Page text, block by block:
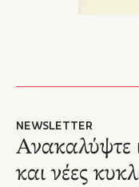
NEWSLETTER
Ανακαλύψτε
και νέες